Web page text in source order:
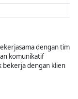
dengan tim
komunikatif
bekerja dengan klien